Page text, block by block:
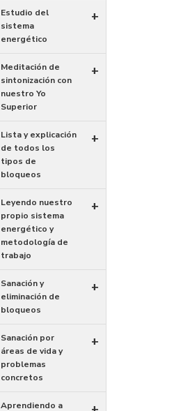
Estudio del
sistema
energético
+
Meditación de
sintonización con
nuestro Yo
Superior
+
Lista y explicación
de todos los
tipos de
bloqueos
+
Leyendo nuestro
propio sistema
energético y
metodología de
trabajo
+
Sanación y
eliminación de
bloqueos
+
Sanación por
áreas de vida y
problemas
concretos
+
Aprendiendo a